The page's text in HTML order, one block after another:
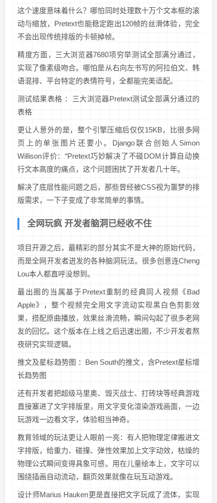
这个速度意味着什么？哪怕同时处理数十万个文本框的滚
动与缩放，Pretext也能稳定跑出120帧的丝滑体验，完全
不会出现传统排版的卡顿掉帧。
精度方面，三大浏览器7680项穷举测试全部满分通过，
实现了像素级吻合。哪怕是从右向左书写的阿拉伯文、韩
语混排、平台特定的表情符号，全都能完美适配。
测试结果表格 ：三大浏览器Pretext测试全部满分通过的
表格
更让人意外的是，整个引擎压缩后仅仅15KB，比很多网
页上的单张图片还要小。Django联合创始人Simon
Willison评价：“Pretext巧妙解决了不碰DOM计算自动换
行文本高度的痛点，这个问题困扰了开发者几十年。
解决了底层性能问题之后，那些曾经被CSS视为噩梦的排
版需求，一下子变成了非常简单的事情。
全网玩疯 开发者脑洞已经收不住
项目开源之后，最精彩的部分其实不是大神的原始代码，
而是全网开发者迸发的各种脑洞玩法。很多创意连Cheng
Lou本人都直呼没想到。
最出圈的当属基于Pretext重制的经典同人视频《Bad
Apple》，整个视频完全用文字流动实现黑白色剪影效
果，搭配原曲播放，效果丝滑流畅，瞬间勾起了很多老网
友的回忆。这个版本在上线之后迅速出圈，不少开发者熬
夜研究实现逻辑。
推文及星标趋势图 ：Ben South的推文，含Pretext星标增
长趋势图
还有开发者把超级马里奥、毁灭战士、打砖块等经典游戏
直接塞进了文字排版里，用文字变化渲染游戏画面，一边
玩游戏一边看文字，体验相当神奇。
教育领域的玩法更让人眼前一亮：有人把物理定律搬进文
字排版，给重力、碰撞、弹性效果加上文字动效，枯燥的
物理公式瞬间变得具象可感。用在儿童绘本上，文字可以
围绕插画自动流动，翻页效果就像在玩互动游戏。
设计师Marius Hauken更是直接把文字玩成了流体，实现